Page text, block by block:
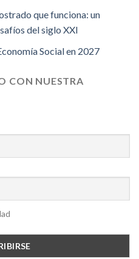
que funciona: un
del siglo XXI
Social en 2027
CON NUESTRA